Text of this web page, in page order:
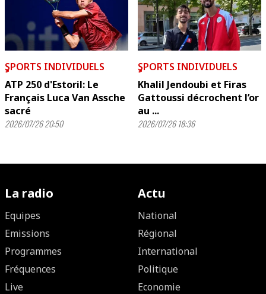
ٍSPORTS INDIVIDUELS
ATP 250 d'Estoril: Le
Français Luca Van Assche
sacré
2026/07/26 20:50
ٍSPORTS INDIVIDUELS
Khalil Jendoubi et Firas
Gattoussi décrochent l’or
au ...
2026/07/26 18:36
La radio
Equipes
Emissions
Programmes
Fréquences
Live
Actu
National
Régional
International
Politique
Economie